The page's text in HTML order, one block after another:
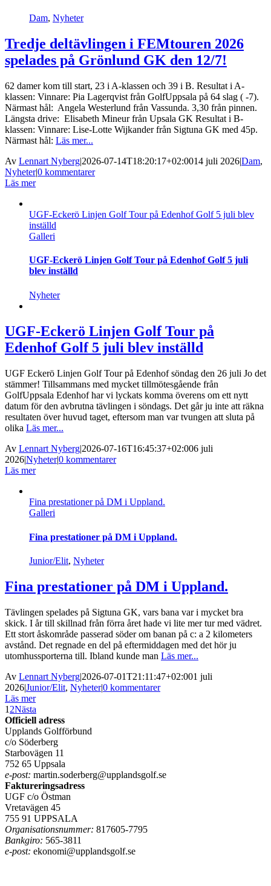
Dam, Nyheter
Tredje deltävlingen i FEMtouren 2026
spelades på Grönlund GK den 12/7!
62 damer kom till start, 23 i A-klassen och 39 i B. Resultat i A-
klassen: Vinnare: Pia Lagerqvist från GolfUppsala på 64 slag ( -7).
Närmast hål: Angela Westerlund från Vassunda. 3,30 från pinnen.
Längsta drive: Elisabeth Mineur från Upsala GK Resultat i B-
klassen: Vinnare: Lise-Lotte Wijkander från Sigtuna GK med 45p.
Närmast hål: Läs mer...
Av Lennart Nyberg|2026-07-14T18:20:17+02:0014 juli 2026|Dam,
Nyheter|0 kommentarer
Läs mer
UGF-Eckerö Linjen Golf Tour på Edenhof Golf 5 juli blev
inställd
Galleri
UGF-Eckerö Linjen Golf Tour på Edenhof Golf 5 juli
blev inställd
Nyheter
UGF-Eckerö Linjen Golf Tour på
Edenhof Golf 5 juli blev inställd
UGF Eckerö Linjen Golf Tour på Edenhof söndag den 26 juli Jo det
stämmer! Tillsammans med mycket tillmötesgående från
GolfUppsala Edenhof har vi lyckats komma överens om ett nytt
datum för den avbrutna tävlingen i söndags. Det går ju inte att räkna
resultaten över huvud taget, eftersom man var tvungen att sluta på
olika Läs mer...
Av Lennart Nyberg|2026-07-16T16:45:37+02:006 juli
2026|Nyheter|0 kommentarer
Läs mer
Fina prestationer på DM i Uppland.
Galleri
Fina prestationer på DM i Uppland.
Junior/Elit, Nyheter
Fina prestationer på DM i Uppland.
Tävlingen spelades på Sigtuna GK, vars bana var i mycket bra
skick. I år till skillnad från förra året hade vi lite mer tur med vädret.
Ett stort åskområde passerad söder om banan på c: a 2 kilometers
avstånd. Det regnade en del på eftermiddagen med det hör ju
utomhussporterna till. Ibland kunde man Läs mer...
Av Lennart Nyberg|2026-07-01T21:11:47+02:001 juli
2026|Junior/Elit, Nyheter|0 kommentarer
Läs mer
1 2Nästa
Officiell adress
Upplands Golfförbund
c/o Söderberg
Starbovägen 11
752 65 Uppsala
e-post: martin.soderberg@upplandsgolf.se
Faktureringsadress
UGF c/o Östman
Vretavägen 45
755 91 UPPSALA
Organisationsnummer: 817605-7795
Bankgiro: 565-3811
e-post: ekonomi@upplandsgolf.se